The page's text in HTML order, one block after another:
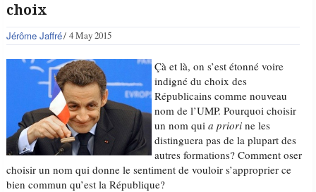
choix
Jérôme Jaffré 4 May 2015
Çà et là, on s’est étonné voire
indigné du choix des
Républicains comme nouveau
nom de l’UMP. Pourquoi choisir
un nom quia priori ne les
distinguera pas de la plupart des
autres formations? Comment oser
choisir un nom qui donne le sentiment de vouloir s’approprier ce
bien commun qu’est la République?